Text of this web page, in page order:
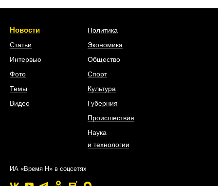
Новости
Статьи
Интервью
Фото
Темы
Видео
Политика
Экономика
Общество
Спорт
Культура
Губерния
Происшествия
Наука
и технологии
ИА «Время Н» в соцсетях